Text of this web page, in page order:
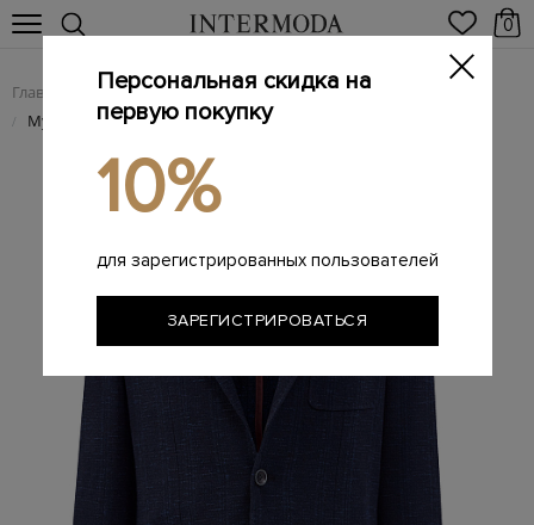
0
Главная Мужчинам / Одежда / Пиджаки
/ Мужские пиджаки
Персональная скидка на
первую покупку
10%
для зарегистрированных пользователей
ЗАРЕГИСТРИРОВАТЬСЯ